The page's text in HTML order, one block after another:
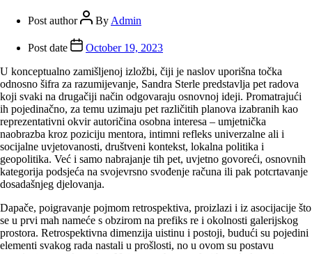
Post author By Admin
Post date
October 19, 2023
U konceptualno zamišljenoj izložbi, čiji je naslov uporišna točka
odnosno šifra za razumijevanje, Sandra Sterle predstavlja pet radova
koji svaki na drugačiji način odgovaraju osnovnoj ideji. Promatrajući
ih pojedinačno, za temu uzimaju pet različitih planova izabranih kao
reprezentativni okvir autoričina osobna interesa – umjetnička
naobrazba kroz poziciju mentora, intimni refleks univerzalne ali i
socijalne uvjetovanosti, društveni kontekst, lokalna politika i
geopolitika. Već i samo nabrajanje tih pet, uvjetno govoreći, osnovnih
kategorija podsjeća na svojevrsno svođenje računa ili pak potcrtavanje
dosadašnjeg djelovanja.
Dapače, poigravanje pojmom retrospektiva, proizlazi i iz asocijacije što
se u prvi mah nameće s obzirom na prefiks re i okolnosti galerijskog
prostora. Retrospektivna dimenzija uistinu i postoji, budući su pojedini
elementi svakog rada nastali u prošlosti, no u ovom su postavu